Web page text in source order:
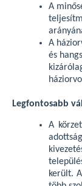
A
A
és
Legfontosabb
A
került.